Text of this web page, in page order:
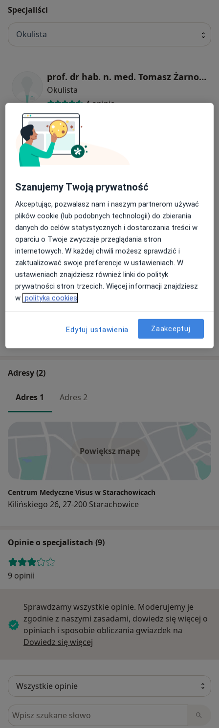
Specjaliści
Okulista
prof. dr hab. n. med. Tomasz Żarnowski
Okulista
4 opinie
dr n. med. Alicja Dębicka
Okulista
Krystyna Morawiak
Okulista
Ewa Furmaniuk
Okulista
lek. Piotr Najkowski
Okulista
Adresy (2)
Adres 1 Adres 2
Powiększ mapę
Centrum Medyczne Visus w Starachowicach
Kilińskiego 26, 27-200 Starachowice
Opinie o specjalistach (9)
9 opinii
Sprawdzamy wszystkie opinie. Moderujemy je
zgodnie z naszymi zasadami, dowiedz się więcej o
opiniach i sposobie obliczania gwiazdek na
Dowiedz się więcej
Szukaj w opiniach
Szanujemy Twoją prywatność
Akceptując, pozwalasz nam i naszym partnerom używać
plików cookie (lub podobnych technologii) do zbierania
danych do celów statystycznych i dostarczania treści w
oparciu o Twoje zwyczaje przeglądania stron
internetowych. W każdej chwili możesz sprawdzić i
zaktualizować swoje preferencje w ustawieniach. W
ustawieniach znajdziesz również linki do polityk
prywatności stron trzecich. Więcej informacji znajdziesz
w polityka cookies
Edytuj ustawienia Zaakceptuj